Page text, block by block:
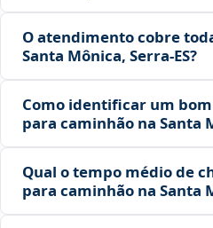
O atendimento cobre
Santa Mônica, Serra‑ES?
Como identificar um
para caminhão na Santa
Qual o tempo médio de
para caminhão na Santa